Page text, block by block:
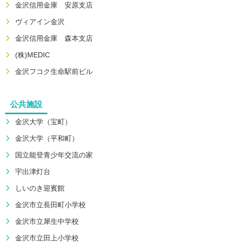
金沢信用金庫 安原支店
ヴィアイン金沢
金沢信用金庫 森本支店
(株)MEDIC
金沢フコク生命駅前ビル
公共施設
金沢大学（宝町）
金沢大学（平和町）
国立能登青少年交流の家
宇出津灯台
しいのき迎賓館
金沢市立長田町小学校
金沢市立犀生中学校
金沢市立田上小学校